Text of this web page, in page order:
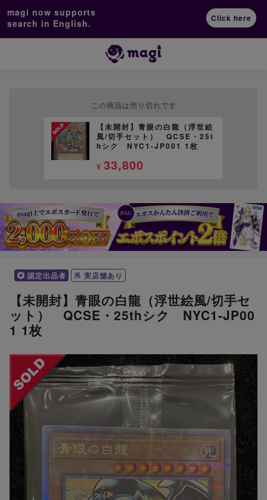
magi now supports
search in English.
Click here
この商品は売り切れです
【未開封】青眼の白龍（浮世絵
風/切手セット） QCSE・25t
hシク NYC1-JP001 1枚
¥ 33,800
認定出品者 実店舗あり
【未開封】青眼の白龍（浮世絵風/切手セ
ット） QCSE・25thシク NYC1-JP00
1 1枚